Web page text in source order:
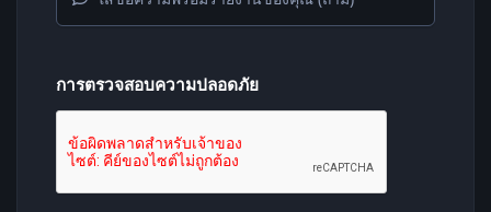
การตรวจสอบความปลอดภัย